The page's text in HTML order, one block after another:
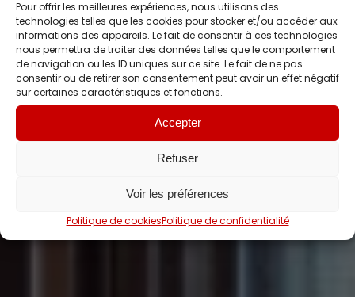
Pour offrir les meilleures expériences, nous utilisons des
technologies telles que les cookies pour stocker et/ou accéder aux
informations des appareils. Le fait de consentir à ces technologies
nous permettra de traiter des données telles que le comportement
de navigation ou les ID uniques sur ce site. Le fait de ne pas
consentir ou de retirer son consentement peut avoir un effet négatif
sur certaines caractéristiques et fonctions.
Accepter
Refuser
Voir les préférences
Politique de cookiesPolitique de confidentialité